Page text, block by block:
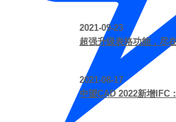
2021-09-23
超强升级表格功能，尽
2021-08-17
中望CAD 2022新增IFC